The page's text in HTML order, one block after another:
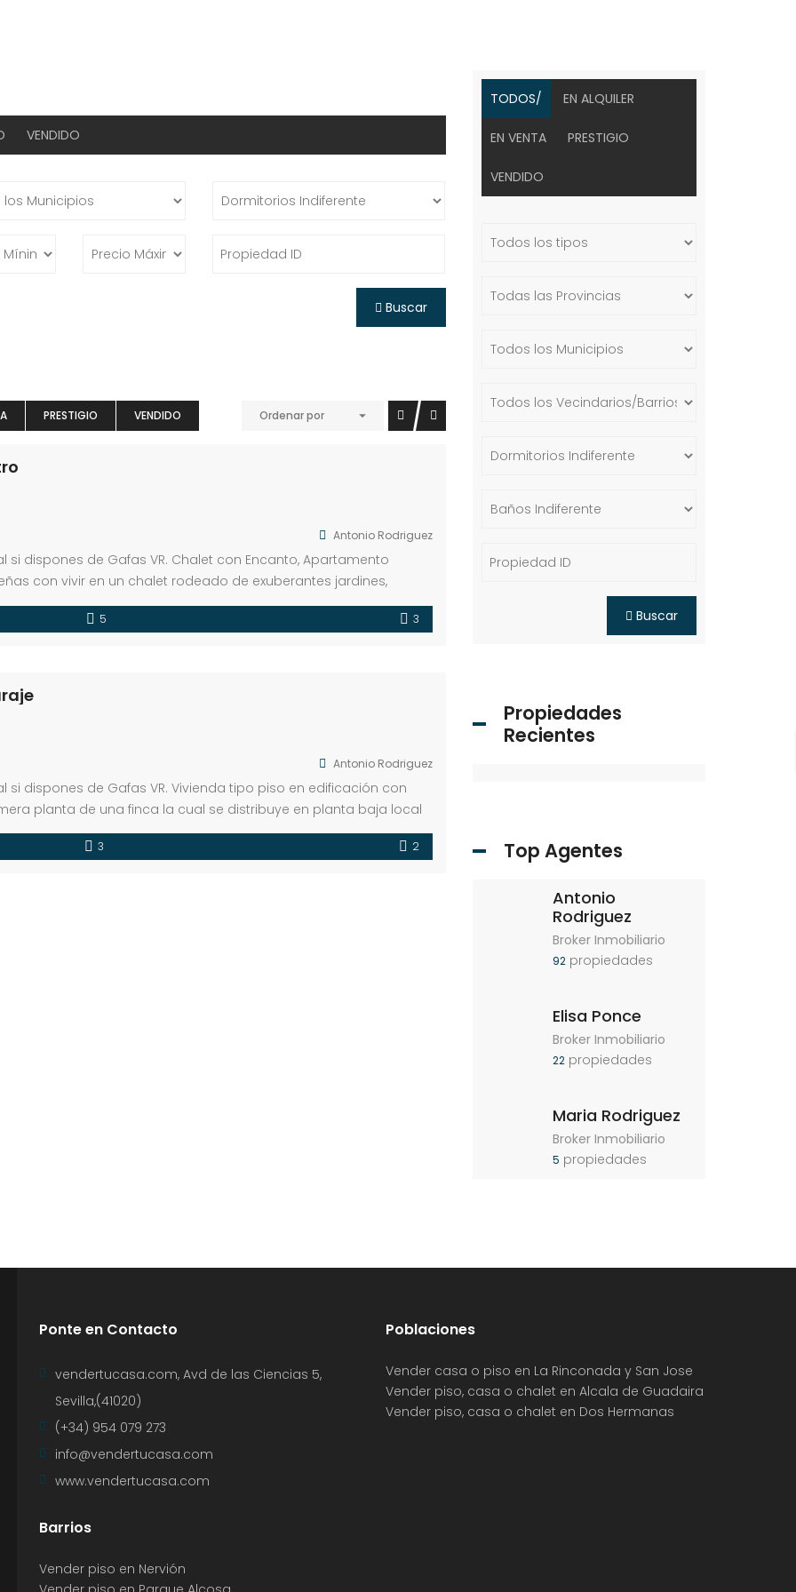
VENDIDO
Buscar
PRESTIGIO VENDIDO Ordenar por
Antonio Rodriguez
si dispones de Gafas VR. Chalet con Encanto, Apartamento
con vivir en un chalet rodeado de exuberantes jardines,
que tanto anhelas, ¡tenemos la propiedad perfecta para ti! Este
[…]
5 3
Antonio Rodriguez
si dispones de Gafas VR. Vivienda tipo piso en edificación con
planta de una finca la cual se distribuye en planta baja local
PLANTA BAJA; Hall de entrada, acceso a garaje desde […]
3 2
TODOS/ EN ALQUILER
EN VENTA PRESTIGIO
VENDIDO
Buscar
Propiedades
Recientes
Top Agentes
Antonio
Rodriguez
Broker Inmobiliario
92propiedades
Elisa Ponce
Broker Inmobiliario
22propiedades
Maria Rodriguez
Broker Inmobiliario
5 propiedades
Ponte en Contacto
vendertucasa.com, Avd de las Ciencias 5,
Sevilla,(41020)
(+34) 954 079 273
info@vendertucasa.com
www.vendertucasa.com
Barrios
Vender piso en Nervión
Poblaciones
Vender casa o piso en La Rinconada y San Jose
Vender piso, casa o chalet en Alcala de Guadaira
Vender piso, casa o chalet en Dos Hermanas